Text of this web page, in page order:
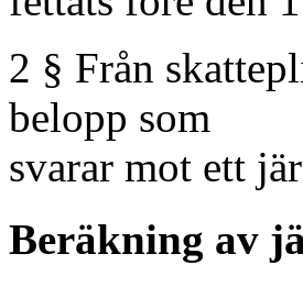
2 § Från
belopp som
svarar mot ett
Beräkning av